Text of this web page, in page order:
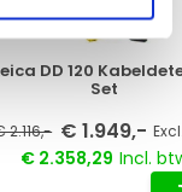
DD 120
Set
2.116,- € 1.949,-
€ 2.358,29 Incl.